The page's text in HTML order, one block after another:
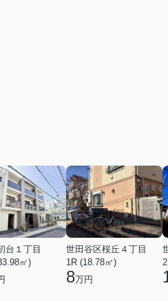
台１丁目
㎡)
世田谷区桜丘４丁目
1R (18.78㎡)
8万円